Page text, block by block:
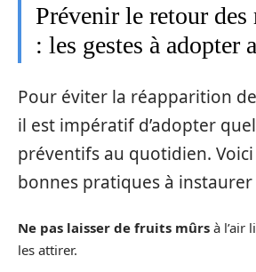
Prévenir le retour des
: les gestes à adopter
Pour éviter la réapparition
il est impératif d’adopter
préventifs au quotidien.
bonnes pratiques à instaurer
Ne pas laisser de fruits mûrs à l’air
les attirer.